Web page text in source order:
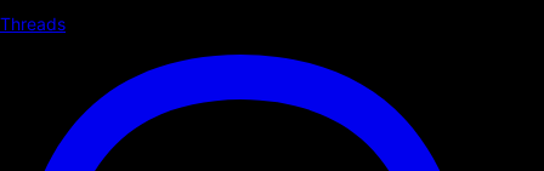
Threads